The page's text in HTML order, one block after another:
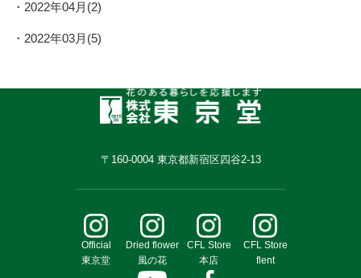
2022年04月(2)
2022年03月(5)
〒160-0004 東京都新宿区四谷2-13
Official
東京堂
Dried flower
風の花
CFL Store
本店
CFL Store
flent